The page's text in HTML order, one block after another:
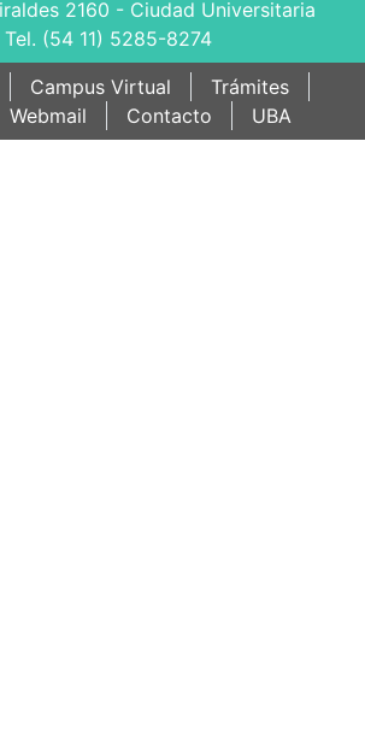
2160 - Ciudad Universitaria
(54 11) 5285-8274
Campus Virtual
Trámites
Webmail Contacto UBA